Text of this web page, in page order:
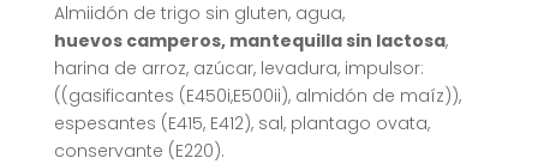
Almiidón de trigo sin gluten, agua,
huevos camperos, mantequilla sin lactosa,
harina de arroz, azúcar, levadura, impulsor:
((gasificantes (E450i,E500ii), almidón de maíz)),
espesantes (E415, E412), sal, plantago ovata,
conservante (E220).